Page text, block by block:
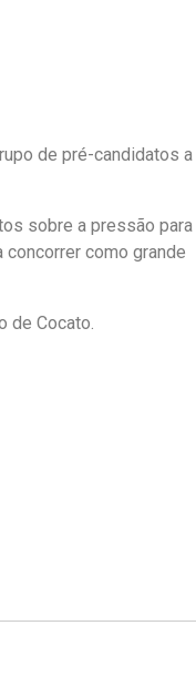
de pré-candidatos a
sobre a pressão para
como grande
de Cocato.